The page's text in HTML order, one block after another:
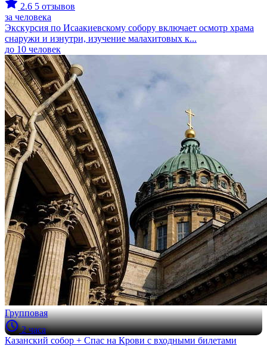
2.6 5 отзывов
за человека
Экскурсия по Исаакиевскому собору включает осмотр храма
снаружи и изнутри, изучение малахитовых к...
до 10 человек
Групповая
2 часа
Казанский собор + Спас на Крови с входными билетами